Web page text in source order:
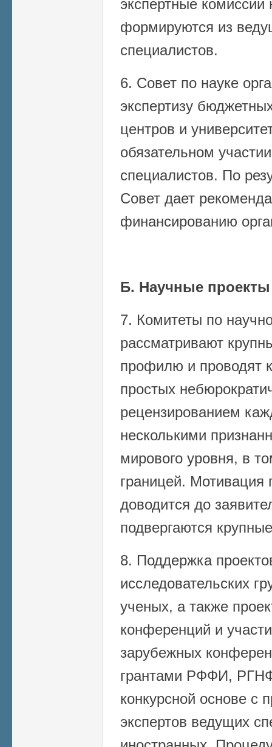
экспертные комиссии
формируются из
специалистов.
6. Совет по науке
экспертизу
центров и
обязательном
специалистов. По
Совет дает
финансированию
Б. Научные проекты
7. Комитеты по
рассматривают
профилю и проводят
простых
рецензированием
несколькими
мирового уровня, в
границей.
доводится до
подвергаются
8. Поддержка
исследовательских
ученых, а также
конференций и
зарубежных
грантами РФФИ,
конкурсной основе с
экспертов ведущих